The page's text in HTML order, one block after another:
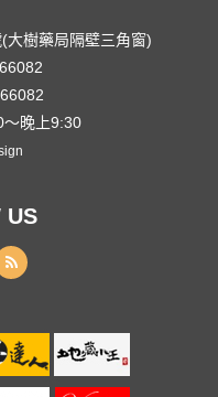
大樹藥局隔壁三角窗)
～晚上9:30
US